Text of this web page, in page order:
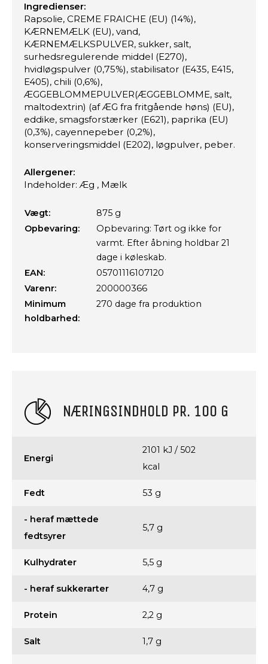
NÆRINGSINDHOLD PR. 100 G
Energi
2101 kJ / 502
kcal
Fedt 53 g
- heraf mættede
fedtsyrer
5,7 g
Kulhydrater 5,5 g
- heraf sukkerarter 4,7 g
Protein 2,2 g
Salt 1,7 g
Ingredienser:
Rapsolie, CREME FRAICHE (EU) (14%),
KÆRNEMÆLK (EU), vand,
KÆRNEMÆLKSPULVER, sukker, salt,
surhedsregulerende middel (E270),
hvidløgspulver (0,75%), stabilisator (E435, E415,
E405), chili (0,6%),
ÆGGEBLOMMEPULVER(ÆGGEBLOMME, salt,
maltodextrin) (af ÆG fra fritgående høns) (EU),
eddike, smagsforstærker (E621), paprika (EU)
(0,3%), cayennepeber (0,2%),
konserveringsmiddel (E202), løgpulver, peber.
Allergener:
Indeholder: Æg , Mælk
Vægt:
875 g
Opbevaring:
Opbevaring: Tørt og ikke for
varmt. Efter åbning holdbar 21
dage i køleskab.
EAN:
05701116107120
Varenr:
200000366
Minimum
holdbarhed:
270 dage fra produktion